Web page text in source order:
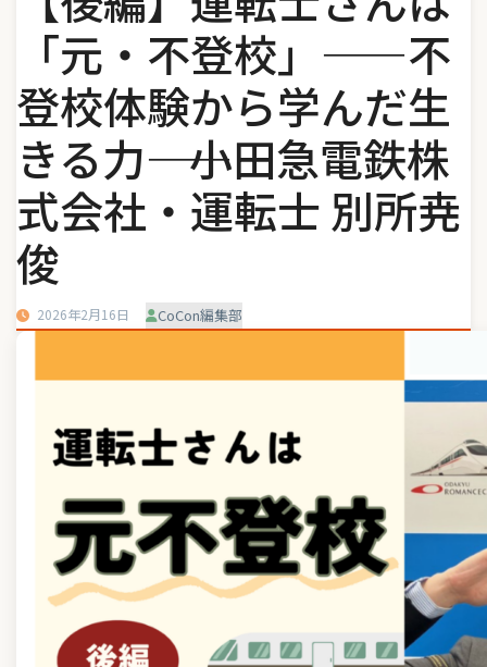
「元・不登校」——不
登校体験から学んだ生
きる力―― 小田急電鉄株
式会社・運転士 別所尭
俊
2026年2月16日 CoCon編集部